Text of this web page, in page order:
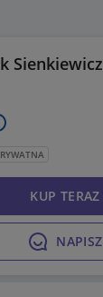
Sienkiewicz
NAPISZ
KUP TERAZ